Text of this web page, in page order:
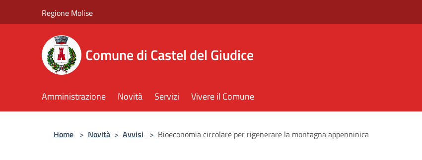
Regione Molise
Comune di Castel del Giudice
Amministrazione Novità Servizi Vivere il Comune
Home > Novità > Avvisi > Bioeconomia circolare per rigenerare la montagna appenninica